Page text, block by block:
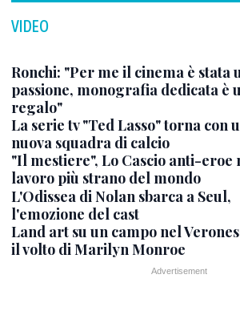
VIDEO
Ronchi: "Per me il cinema è stata
passione, monografia dedicata è
regalo"
La serie tv "Ted Lasso" torna con
nuova squadra di calcio
"Il mestiere", Lo Cascio anti-eroe
lavoro più strano del mondo
L'Odissea di Nolan sbarca a Seul,
l'emozione del cast
Land art su un campo nel
il volto di Marilyn Monroe